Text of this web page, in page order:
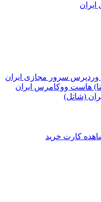
وردپرس سرور مجازی ایران
هاست ووکامرس ایران
(شاتل)
کارت خرید